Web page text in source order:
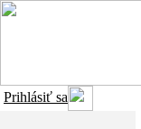
Prihlásiť sa